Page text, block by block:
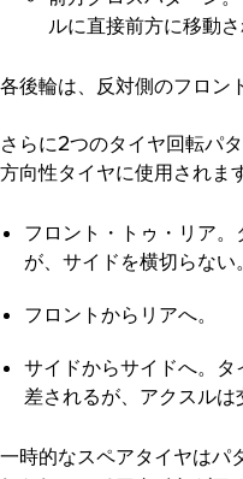
ルに直接前方に移動さ
各後輪は、反対側のフロン
さらに2つのタイヤ回転パ
方向性タイヤに使用されま
フロント・トゥ・リア。
が、サイドを横切らない。
フロントからリアへ。
サイドからサイドへ。タ
差されるが、アクスルは
一時的なスペアタイヤはパ